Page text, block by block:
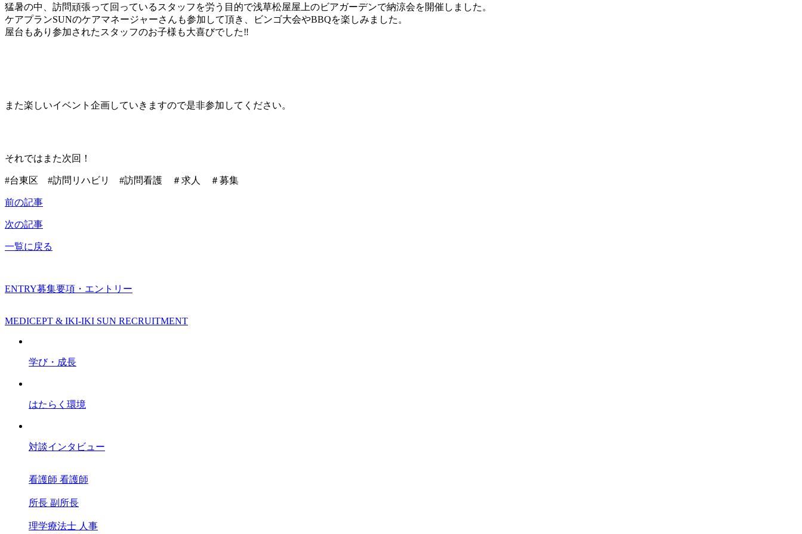
猛暑の中、訪問頑張って回っているスタッフを労う目的で浅草松屋屋上のビアガーデンで納涼会を開催しました。
ケアプランSUNのケアマネージャーさんも参加して頂き、ビンゴ大会やBBQを楽しみました。
屋台もあり参加されたスタッフのお子様も大喜びでした‼
また楽しいイベント企画していきますので是非参加してください。
それではまた次回！
#台東区 #訪問リハビリ #訪問看護 ＃求人 ＃募集
前の記事
次の記事
一覧に戻る
ENTRY募集要項・エントリー
MEDICEPT & IKI-IKI SUN RECRUITMENT
学び・成長
はたらく環境
対談インタビュー
看護師 看護師
所長 副所長
理学療法士 人事